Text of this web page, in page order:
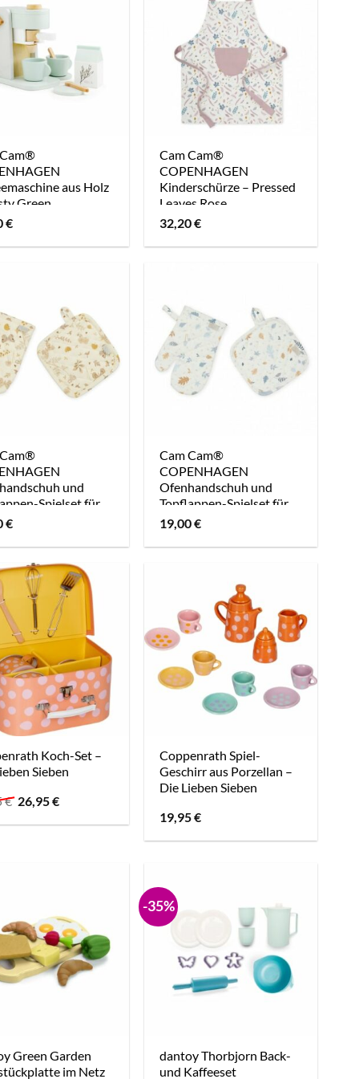
aus Holz
Green
€
Cam Cam®
COPENHAGEN
Kinderschürze – Pressed
Leaves Rose
32,20€
und
Spielset für
– Butterflies
€
Cam Cam®
COPENHAGEN
Ofenhandschuh und
Topflappen-Spielset für
Kinder – Forest
19,00€
Koch-Set –
Sieben
€ Ursprünglicher
Preis
war:
26,95€Aktueller
ist:
Coppenrath Spiel-
Geschirr aus Porzellan –
Die Lieben Sieben
19,95€
Green Garden
im Netz
-35%
dantoy Thorbjorn Back-
und Kaffeeset